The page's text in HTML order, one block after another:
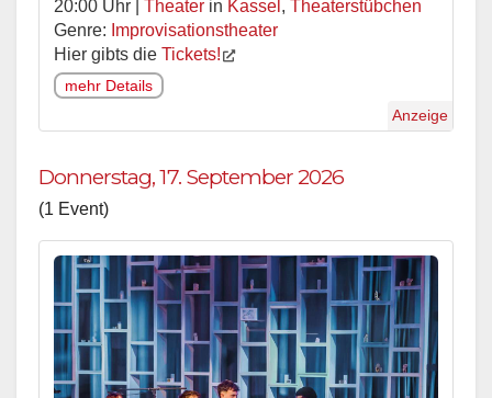
20:00 Uhr | Theater in Kassel , Theaterstübchen
Genre: Improvisationstheater
Hier gibts die Tickets!
mehr Details
Anzeige
Donnerstag, 17. September 2026
(1 Event)